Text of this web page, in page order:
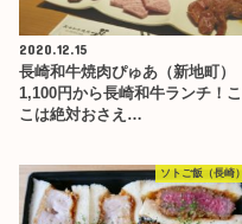
2020.12.15
長崎和牛焼肉ぴゅあ（新地町）
1,100円から長崎和牛ランチ！こ
こは絶対おさえ…
ソトご飯（長崎）